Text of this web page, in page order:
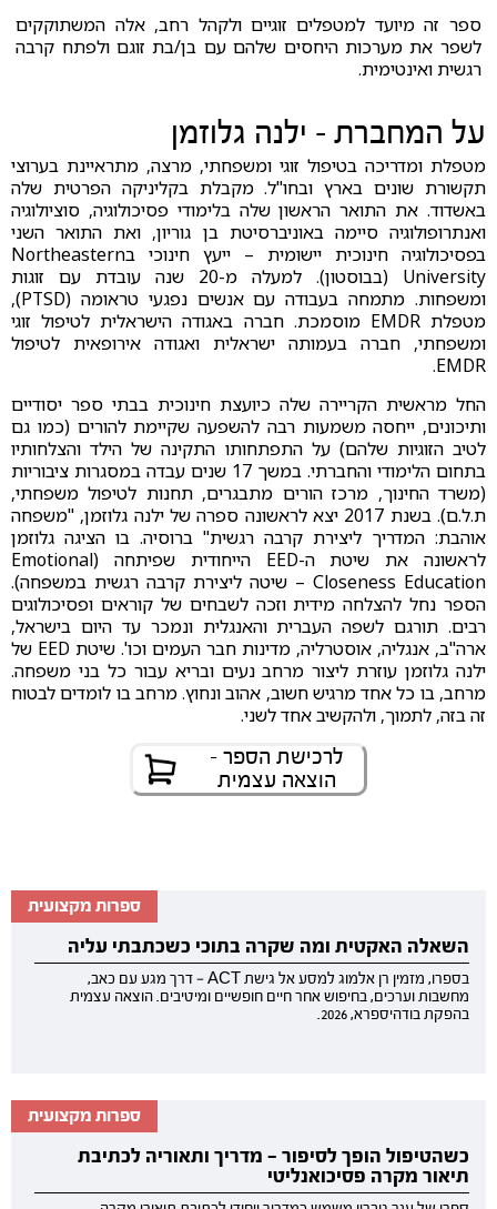
ספר זה מיועד למטפלים זוגיים ולקהל רחב, אלה המשתוקקים
לשפר את מערכות היחסים שלהם עם בן/בת זוגם ולפתח קרבה
רגשית ואינטימית.
על המחברת - ילנה גלוזמן
מטפלת ומדריכה בטיפול זוגי ומשפחתי, מרצה, מתראיינת בערוצי
תקשורת שונים בארץ ובחו"ל. מקבלת בקליניקה הפרטית שלה
באשדוד. את התואר הראשון שלה בלימודי פסיכולוגיה, סוציולוגיה
ואנתרופולוגיה סיימה באוניברסיטת בן גוריון, ואת התואר השני
בפסיכולוגיה חינוכית יישומית – ייעץ חינוכי בNortheastern
University (בבוסטון). למעלה מ-20 שנה עובדת עם זוגות
ומשפחות. מתמחה בעבודה עם אנשים נפגעי טראומה (PTSD),
מטפלת EMDR מוסמכת. חברה באגודה הישראלית לטיפול זוגי
ומשפחתי, חברה בעמותה ישראלית ואגודה אירופאית לטיפול
EMDR.
החל מראשית הקריירה שלה כיועצת חינוכית בבתי ספר יסודיים
ותיכונים, ייחסה משמעות רבה להשפעה שקיימת להורים (כמו גם
לטיב הזוגיות שלהם) על התפתחותו התקינה של הילד והצלחותיו
בתחום הלימודי והחברתי. במשך 17 שנים עבדה במסגרות ציבוריות
(משרד החינוך, מרכז הורים מתבגרים, תחנות לטיפול משפחתי,
ת.ל.ם). בשנת 2017 יצא לראשונה ספרה של ילנה גלוזמן, "משפחה
אוהבת: המדריך ליצירת קרבה רגשית" ברוסיה. בו הציגה גלוזמן
לראשונה את שיטת ה-EED הייחודית שפיתחה (Emotional
Closeness Education – שיטה ליצירת קרבה רגשית במשפחה).
הספר נחל להצלחה מידית וזכה לשבחים של קוראים ופסיכולוגים
רבים. תורגם לשפה העברית והאנגלית ונמכר עד היום בישראל,
ארה"ב, אנגליה, אוסטרליה, מדינות חבר העמים וכו'. שיטת EED של
ילנה גלוזמן עוזרת ליצור מרחב נעים ובריא עבור כל בני משפחה.
מרחב, בו כל אחד מרגיש חשוב, אהוב ונחוץ. מרחב בו לומדים לבטוח
זה בזה, לתמוך, ולהקשיב אחד לשני.
לרכישת הספר -
הוצאה עצמית
ספרות מקצועית
השאלה האקטית ומה שקרה בתוכי כשכתבתי עליה
בספרו, מזמין רן אלמוג למסע אל גישת ACT — דרך מגע עם כאב,
מחשבות וערכים, בחיפוש אחר חיים חופשיים ומיטיבים. הוצאה עצמית
בהפקת בודהיספרא, 2026.
ספרות מקצועית
כשהטיפול הופך לסיפור — מדריך ותאוריה לכתיבת
תיאור מקרה פסיכואנליטי